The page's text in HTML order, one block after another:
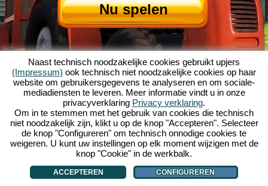
Nu spelen
Over My Free Farm|Het verhaal van dit browserspel|De mogelijkheden
AGV|Impressum|Privacybeleid|Regels| Forum|Support|
My Free Farm 2 App |Google Play|App Store|
Browsergames - Upjers.com| Cookies beheren
Naast technisch noodzakelijke cookies gebruikt upjers
(Impressum) ook technisch niet noodzakelijke cookies op haar
website om gebruikersgegevens te analyseren en om sociale-
mediadiensten te leveren. Meer informatie vindt u in onze
privacyverklaring Privacy verklaring.
Om in te stemmen met het gebruik van cookies die technisch
niet noodzakelijk zijn, klikt u op de knop "Accepteren". Selecteer
de knop "Configureren" om technisch onnodige cookies te
weigeren. U kunt uw instellingen op elk moment wijzigen met de
knop "Cookie" in de werkbalk.
ACCEPTEREN CONFIGUREREN